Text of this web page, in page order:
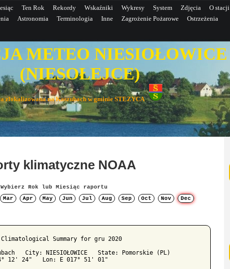
Ten Rok Rekordy Wskaźniki Wykresy System Zdjęcia
O stacji
Astronomia Terminologia Inne Zagrożenie Pożarowe
Ostrzeżenia
METEO NIESIOŁOWICE
zlokalizowana na Kaszubach w gminie STEZYCA
klimatyczne NOAA
Wybierz Rok lub Miesiąc raportu
Mar Apr May Jun Jul Aug Sep Oct Nov Dec
Summary for gru 2020
City: NIESIOŁOWICE   State: Pomorskie (PL)
12' 24"   Lon: E 017° 51' 01"